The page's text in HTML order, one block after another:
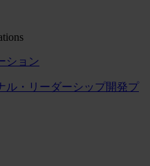
ション
ル・リーダーシップ開発プ